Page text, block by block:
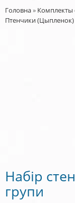
Головна» Комплекты
Птенчики (Цыпленок)
Набір
групи